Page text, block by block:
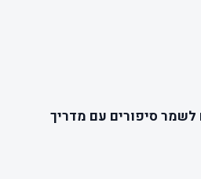
לשמר סיפורים עם מדריך